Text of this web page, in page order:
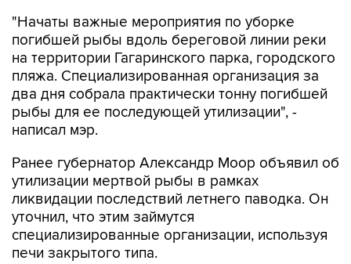
"Начаты важные мероприятия по уборке
погибшей рыбы вдоль береговой линии реки
на территории Гагаринского парка, городского
пляжа. Специализированная организация за
два дня собрала практически тонну погибшей
рыбы для ее последующей утилизации", -
написал мэр.
Ранее губернатор Александр Моор объявил об
утилизации мертвой рыбы в рамках
ликвидации последствий летнего паводка. Он
уточнил, что этим займутся
специализированные организации, используя
печи закрытого типа.